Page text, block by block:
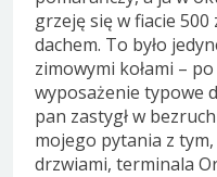
grzeję się w fiacie
dachem. To było
zimowymi kołami –
wyposażenie typowe
pan zastygł w
mojego pytania z
drzwiami, terminala